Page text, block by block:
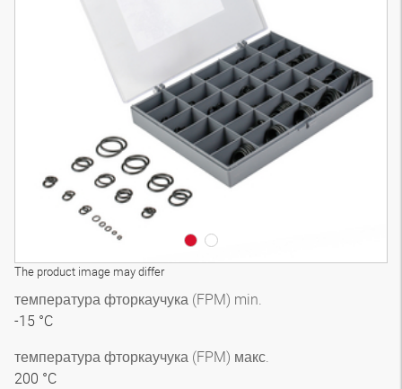
The product image may differ
температура фторкаучука (FPM) min.
-15 °C
температура фторкаучука (FPM) макс.
200 °C